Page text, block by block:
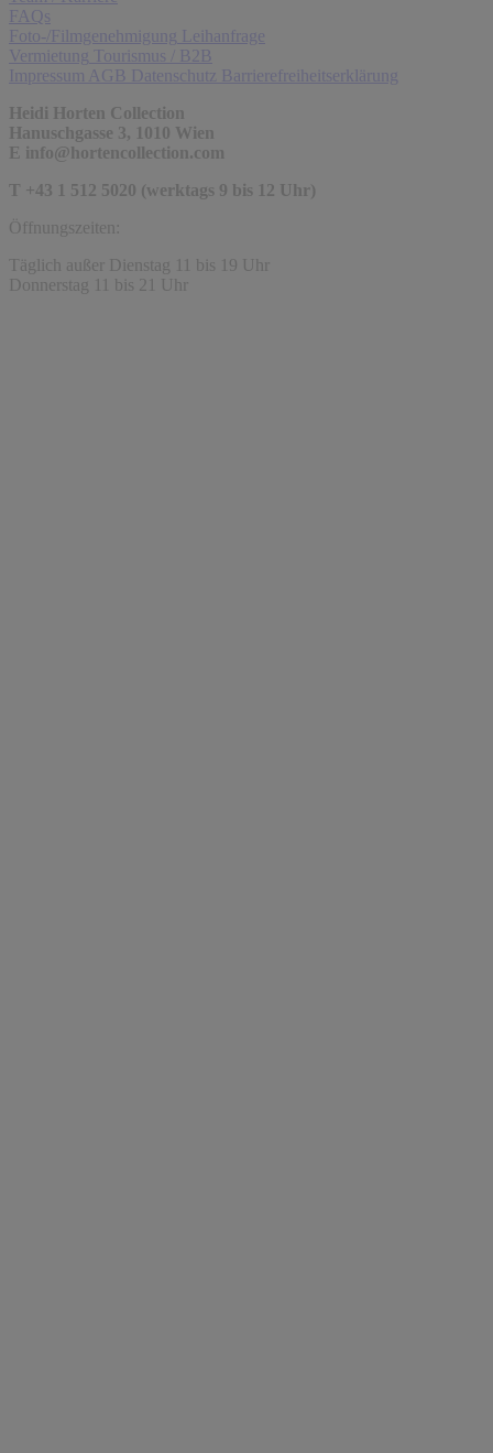
FAQs
Foto-/Filmgenehmigung Leihanfrage
Vermietung Tourismus / B2B
Impressum AGB Datenschutz Barrierefreiheitserklärung
Heidi Horten Collection
Hanuschgasse 3, 1010 Wien
E info@hortencollection.com
T +43 1 512 5020 (werktags 9 bis 12 Uhr)
Öffnungszeiten:
Täglich außer Dienstag 11 bis 19 Uhr
Donnerstag 11 bis 21 Uhr